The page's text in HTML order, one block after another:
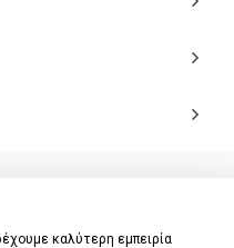
All Rights Reserved.
καλύτερη εμπειρία